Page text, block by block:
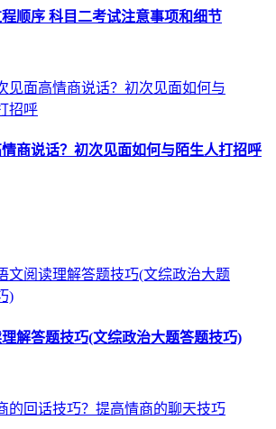
顺序 科目二考试注意事项和细节
商说话？初次见面如何与陌生人打招呼
解答题技巧(文综政治大题答题技巧)